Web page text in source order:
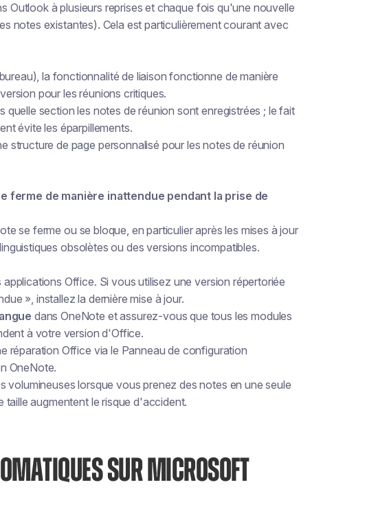
Outlook à plusieurs reprises et chaque fois qu'une nouvelle
notes existantes). Cela est particulièrement courant avec
la fonctionnalité de liaison fonctionne de manière
pour les réunions critiques.
quelle section les notes de réunion sont enregistrées ; le fait
évite les éparpillements.
structure de page personnalisé pour les notes de réunion
ferme de manière inattendue pendant la prise de
se ferme ou se bloque, en particulier après les mises à jour
obsolètes ou des versions incompatibles.
Office. Si vous utilisez une version répertoriée
», installez la dernière mise à jour.
dans OneNote et assurez-vous que tous les modules
à votre version d'Office.
réparation Office via le Panneau de configuration
OneNote.
volumineuses lorsque vous prenez des notes en une seule
taille augmentent le risque d'accident.
SUR MICROSOFT